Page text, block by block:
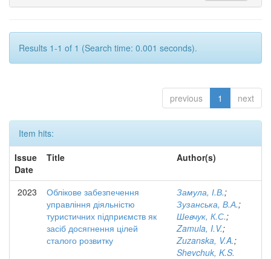
Results 1-1 of 1 (Search time: 0.001 seconds).
previous 1 next
Item hits:
Issue
Date
Title Author(s)
2023
Облікове забезпечення
управління діяльністю
туристичних підприємств як
засіб досягнення цілей
сталого розвитку
Замула, І.В.;
Зузанська, В.А.;
Шевчук, К.С.;
Zamula, I.V.;
Zuzanska, V.A.;
Shevchuk, K.S.